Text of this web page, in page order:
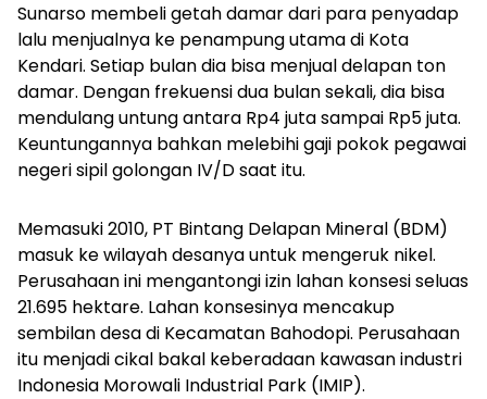
Sunarso membeli getah damar dari para penyadap
lalu menjualnya ke penampung utama di Kota
Kendari. Setiap bulan dia bisa menjual delapan ton
damar. Dengan frekuensi dua bulan sekali, dia bisa
mendulang untung antara Rp4 juta sampai Rp5 juta.
Keuntungannya bahkan melebihi gaji pokok pegawai
negeri sipil golongan IV/D saat itu.
Memasuki 2010, PT Bintang Delapan Mineral (BDM)
masuk ke wilayah desanya untuk mengeruk nikel.
Perusahaan ini mengantongi izin lahan konsesi seluas
21.695 hektare. Lahan konsesinya mencakup
sembilan desa di Kecamatan Bahodopi. Perusahaan
itu menjadi cikal bakal keberadaan kawasan industri
Indonesia Morowali Industrial Park (IMIP).